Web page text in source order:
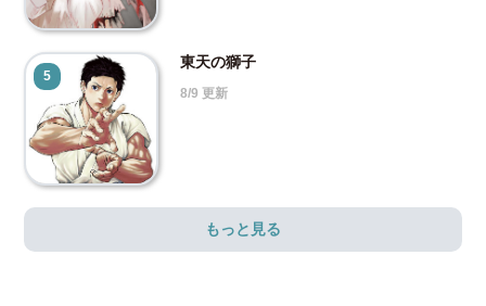
5
東天の獅子
8/9 更新
もっと見る